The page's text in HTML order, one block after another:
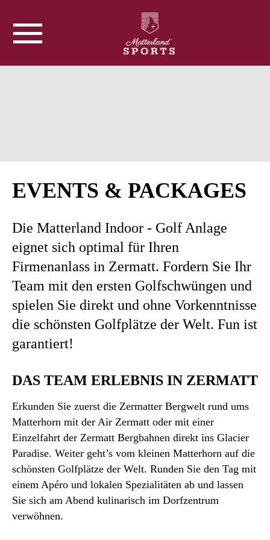
LAGE
GALERIE
SKI
GOLF
EVENTS & PACKAGES
Die Matterland Indoor - Golf Anlage
eignet sich optimal für Ihren
Firmenanlass in Zermatt. Fordern Sie Ihr
Team mit den ersten Golfschwüngen und
spielen Sie direkt und ohne Vorkenntnisse
die schönsten Golfplätze der Welt. Fun ist
garantiert!
DAS TEAM ERLEBNIS IN ZERMATT
Erkunden Sie zuerst die Zermatter Bergwelt rund ums
Matterhorn mit der Air Zermatt oder mit einer
Einzelfahrt der Zermatt Bergbahnen direkt ins Glacier
Paradise. Weiter geht’s vom kleinen Matterhorn auf die
schönsten Golfplätze der Welt. Runden Sie den Tag mit
einem Apéro und lokalen Spezialitäten ab und lassen
Sie sich am Abend kulinarisch im Dorfzentrum
verwöhnen.